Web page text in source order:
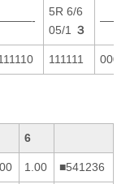
5R 6/6
05/1
３
111111
6
1.00 ■541236